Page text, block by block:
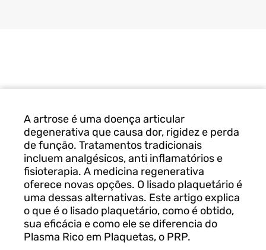
A artrose é uma doença articular
degenerativa que causa dor, rigidez e perda
de função. Tratamentos tradicionais
incluem analgésicos, anti inflamatórios e
fisioterapia. A medicina regenerativa
oferece novas opções. O lisado plaquetário é
uma dessas alternativas. Este artigo explica
o que é o lisado plaquetário, como é obtido,
sua eficácia e como ele se diferencia do
Plasma Rico em Plaquetas, o PRP.